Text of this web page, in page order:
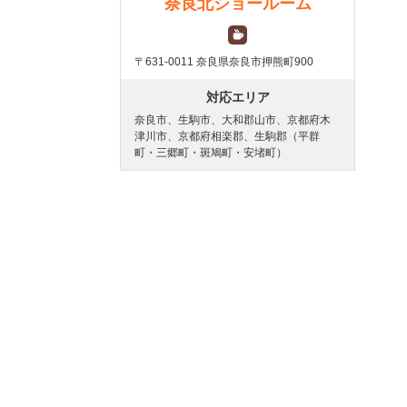
奈良北ショールーム
〒631-0011 奈良県奈良市押熊町900
対応エリア
奈良市、生駒市、大和郡山市、京都府木
津川市、京都府相楽郡、生駒郡（平群
町・三郷町・斑鳩町・安堵町）